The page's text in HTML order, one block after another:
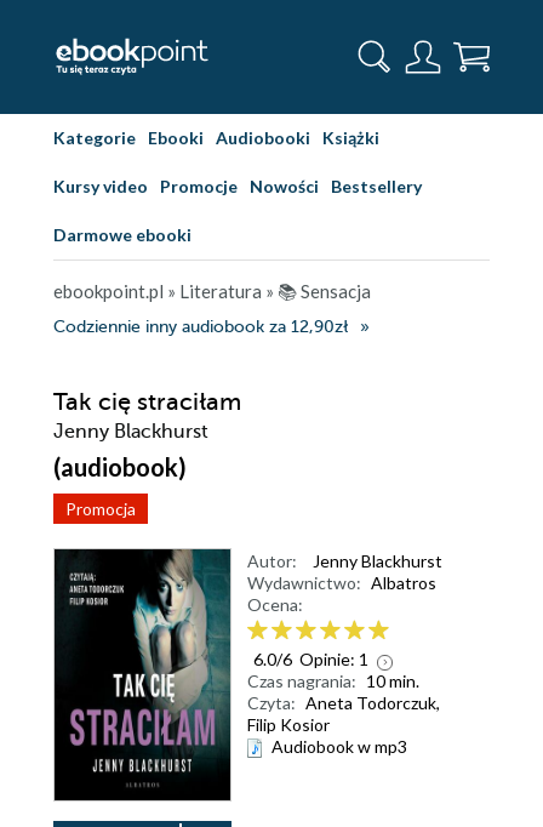
Kategorie Ebooki Audiobooki Książki
Kursy video Promocje Nowości Bestsellery
Darmowe ebooki
ebookpoint.pl » Literatura » 📚 Sensacja
Codziennie inny audiobook za 12,90zł
Tak cię straciłam
Jenny Blackhurst
(audiobook)
Promocja
Autor:
Jenny Blackhurst
Wydawnictwo: Albatros
Ocena:
6.0/6 Opinie: 1
Czas nagrania: 10 min.
Czyta: Aneta Todorczuk,
Filip Kosior
Audiobook w mp3